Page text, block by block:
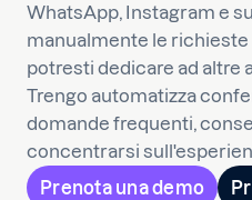
WhatsApp, Instagram e
manualmente le
potresti dedicare ad altre
Trengo automatizza
domande frequenti,
concentrarsi
Prenota una demo